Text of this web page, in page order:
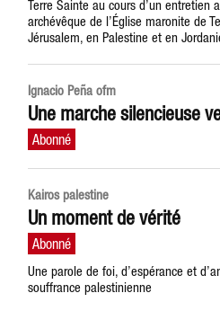
Terre Sainte au cours d’un entretien
archévêque de l’Église maronite de
Jérusalem, en Palestine et en
Ignacio Peña ofm
Une marche silencieuse
Kairos palestine
Un moment de vérité
Une parole de foi, d’espérance et
souffrance palestinienne